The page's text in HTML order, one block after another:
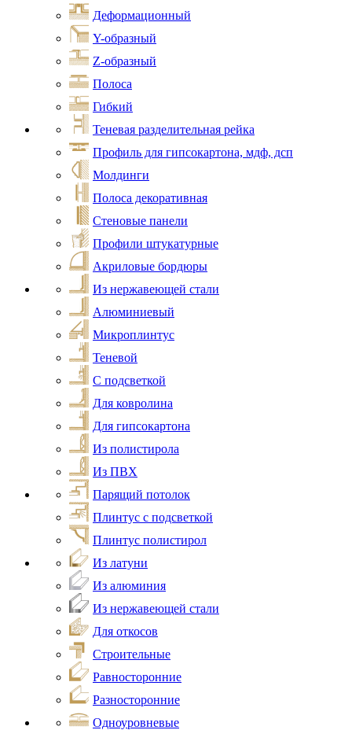
Деформационный
Y-образный
Z-образный
Полоса
Гибкий
Теневая разделительная рейка
Профиль для гипсокартона, мдф, дсп
Молдинги
Полоса декоративная
Стеновые панели
Профили штукатурные
Акриловые бордюры
Из нержавеющей стали
Алюминиевый
Микроплинтус
Теневой
С подсветкой
Для ковролина
Для гипсокартона
Из полистирола
Из ПВХ
Парящий потолок
Плинтус с подсветкой
Плинтус полистирол
Из латуни
Из алюминия
Из нержавеющей стали
Для откосов
Строительные
Равносторонние
Разносторонние
Одноуровневые